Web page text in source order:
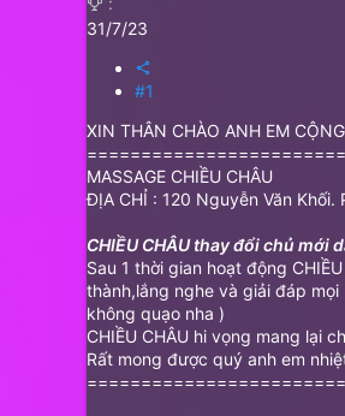
31/7/23
#1
XIN THÂN CHÀO ANH EM
MASSAGE CHIỀU CHÂU
ĐỊA CHỈ : 120 Nguyễn Văn Khối.
CHIỀU CHÂU thay đổi chủ mới
Sau 1 thời gian hoạt động
thành,lắng nghe và giải đáp
không quạo nha )
CHIỀU CHÂU hi vọng mang lại
Rất mong được quý anh em